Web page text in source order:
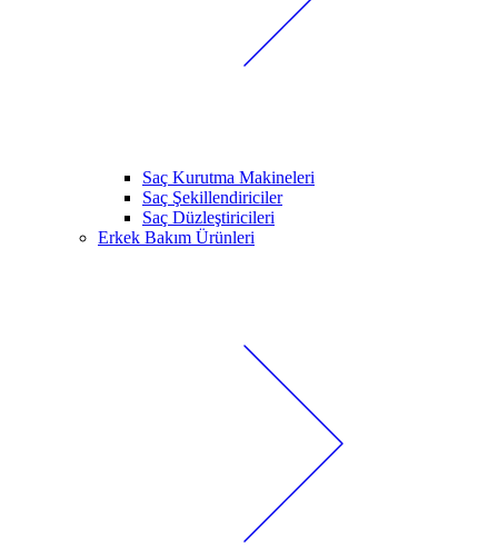
Saç Kurutma Makineleri
Saç Şekillendiriciler
Saç Düzleştiricileri
Erkek Bakım Ürünleri